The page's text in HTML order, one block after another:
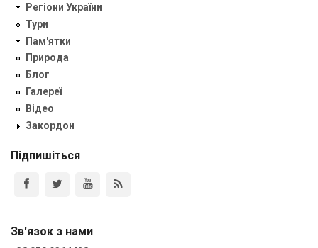
Регіони України
Тури
Пам'ятки
Природа
Блог
Галереї
Відео
Закордон
Підпишіться
Зв'язок з нами